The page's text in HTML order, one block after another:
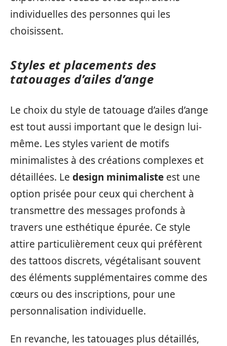
individuelles des personnes qui les
choisissent.
Styles et placements des
tatouages d’ailes d’ange
Le choix du style de tatouage d’ailes d’ange
est tout aussi important que le design lui-
même. Les styles varient de motifs
minimalistes à des créations complexes et
détaillées. Le design minimaliste est une
option prisée pour ceux qui cherchent à
transmettre des messages profonds à
travers une esthétique épurée. Ce style
attire particulièrement ceux qui préfèrent
des tattoos discrets, végétalisant souvent
des éléments supplémentaires comme des
cœurs ou des inscriptions, pour une
personnalisation individuelle.
En revanche, les tatouages plus détaillés,